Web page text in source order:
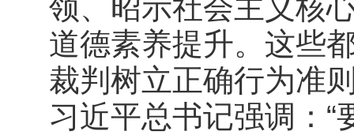
领、昭示社会主义核
道德素养提升。这些
裁判树立正确行为准
习近平总书记强调：